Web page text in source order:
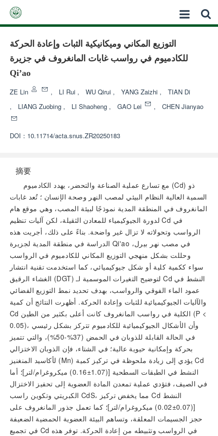
التوزيع المكاني وميكانيكية الثبات وإعادة الحركة
للكادميوم في رواسب غابات المانغروف في جزيرة
Qi’ao
ZE Lin , LI Rui , WU Qirui , YANG Zaizhi ,
TIAN Di
,
LIANG Zuobing , LI Shaoheng , GAO Lei , CHEN Jianyao
DOI： 10.11714/acta.snus.ZR20250183
摘要
مع تسارع عملية الصناعة والتحضر، يهدد الكادميوم (Cd) ذو
السمية العالية النظام البيئي لمصب النهر وصحة الإنسان ؛ تُعد غابات
المانغروف في المنطقة المدية نموذجًا لبيئة المصب، وهي موقع هام
لدورة الجيوكيمياء للمعادن الثقيلة، لكن آليات تنظيم Cd في
الرواسب وتحولاته لا تزال غير واضحة. بناءً على ذلك، أجريت هذه
الدراسة في منطقة المدية لجزيرة Qi'ao في مصب نهر بيرل،
وحللت بشكل منهجي التوزيع المكاني للكادميوم في الرواسب
سواء ككمية كلية أو شكل جيوكيميائي، كما استخدمت تقنية انتشار
الغشاء الرقيق (DGT) لتوضيح التغيرات الموسمية لـ Cd النشط في
عمود الماء الفوقي والرواسب، بهدف تحديد نمط التوزيع الفضائي
والآليات الجيوكيميائية للثبات وإعادة الحركة. أظهرت النتائج أن كمية
Cd الكلية في رواسب المانغروف كانت أعلى بكثير من الطين (P <
0.05)، وأن الأشكال الجيوكيميائية للكادميوم تتركز بشكل رئيسي
في الحالة القابلة للذوبان في الحمض (37%-50%)، والتي تتميز
بحركة وإمكانية حيوية عالية؛ في الشتاء، فإن الذوبان الاختزالي
لأكاسيد المنغنيز (Mn) يؤدي إلى زيادة ملحوظة في تركيز كمية Cd
النشط في الطبقات السطحية [(1.07±0.16) ميكروغرام/لتر]؛ أما
في الصيف، فتؤدي عملية تمعدن المادة العضوية إلى تحفيز الاختزال
الكبريتي وتكوين راسب CdS، مما يخفض تركيز Cd النشط
[(0.07±0.02) ميكروغرام/لتر]؛ كما تعمل جذور المانغروف على
حجز الجسيمات المعلقة، وتساهم البيئة العضوية الحمضية الضعيفة
في تجميع Cd في الرواسب وتثبيطه من إعادة الحركة. توفر هذه